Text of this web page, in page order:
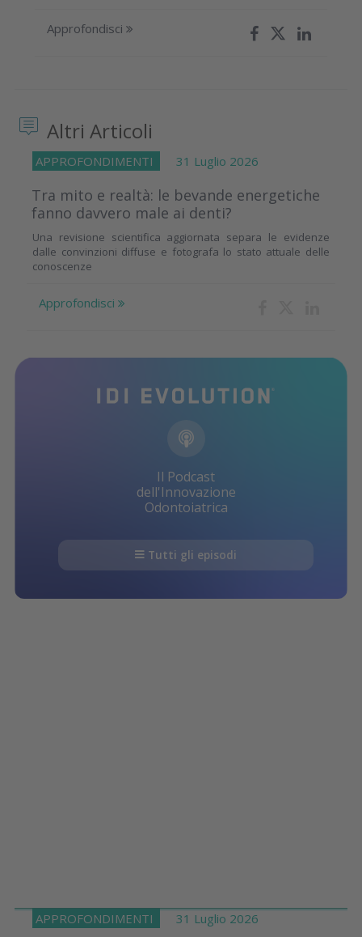
Approfondisci
Altri Articoli
APPROFONDIMENTI 31 Luglio 2026
Tra mito e realtà: le bevande energetiche
fanno davvero male ai denti?
Una revisione scientifica aggiornata separa le evidenze
dalle convinzioni diffuse e fotografa lo stato attuale delle
conoscenze
Approfondisci
Il Podcast
dell'Innovazione
Odontoiatrica
Tutti gli episodi
APPROFONDIMENTI 31 Luglio 2026